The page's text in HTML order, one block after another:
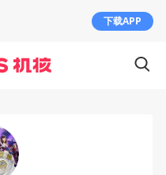
下载APP